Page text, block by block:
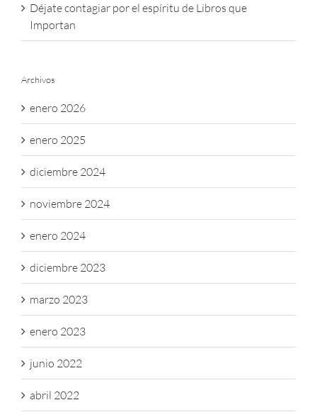
Déjate contagiar por el espíritu de Libros que
Importan
Archivos
enero 2026
enero 2025
diciembre 2024
noviembre 2024
enero 2024
diciembre 2023
marzo 2023
enero 2023
junio 2022
abril 2022